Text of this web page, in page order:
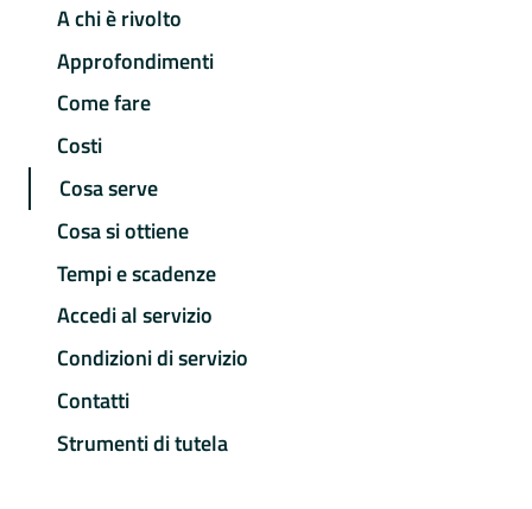
A chi è rivolto
Approfondimenti
Come fare
Costi
Cosa serve
Cosa si ottiene
Tempi e scadenze
Accedi al servizio
Condizioni di servizio
Contatti
Strumenti di tutela